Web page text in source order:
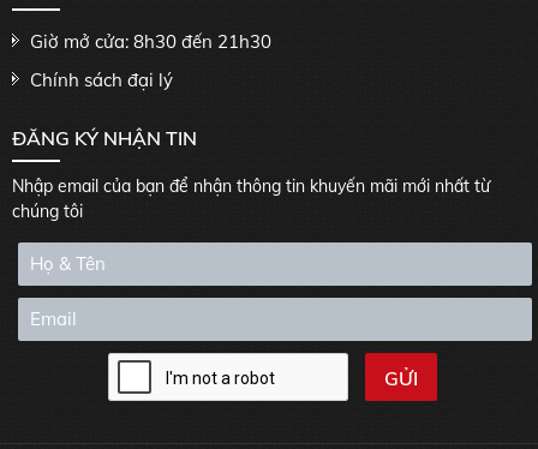
Giờ mở cửa: 8h30 đến 21h30
Chính sách đại lý
ĐĂNG KÝ NHẬN TIN
Nhập email của bạn để nhận thông tin khuyến mãi mới nhất từ
chúng tôi